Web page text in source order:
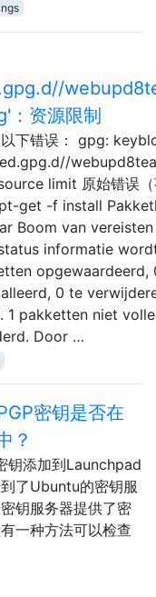
资源限制
下错误： gpg:
limit 原始错误
get -f install
Boom van vereisten
informatie
opgewaardeerd,
0 te
1 pakketten niet
Door …
密钥是否在
？
钥添加到Launchpad
了Ubuntu的密钥服
钥服务器提供了密
一种方法可以检查